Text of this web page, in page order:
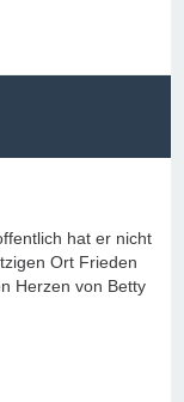
hat er nicht
Ort Frieden
Herzen von Betty